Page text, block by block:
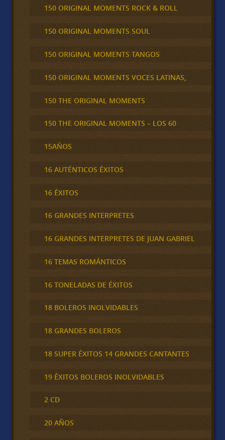
150 ORIGINAL MOMENTS ROCK & ROLL
150 ORIGINAL MOMENTS SOUL
150 ORIGINAL MOMENTS TANGOS
150 ORIGINAL MOMENTS VOCES LATINAS,
150 THE ORIGINAL MOMENTS
150 THE ORIGINAL MOMENTS – LOS 60
15AÑOS
16 AUTÉNTICOS ÉXITOS
16 ÉXITOS
16 GRANDES INTERPRETES
16 GRANDES INTERPRETES DE JUAN GABRIEL
16 TEMAS ROMÁNTICOS
16 TONELADAS DE ÉXITOS
18 BOLEROS INOLVIDABLES
18 GRANDES BOLEROS
18 SUPER ÉXITOS 14 GRANDES CANTANTES
19 ÉXITOS BOLEROS INOLVIDABLES
2 CD
20 AÑOS